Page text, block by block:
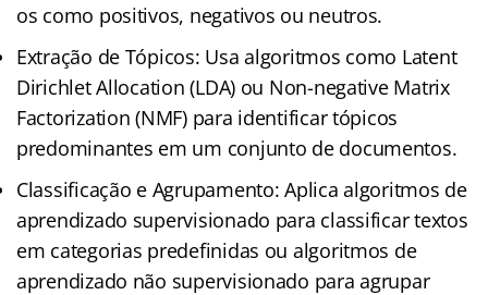
os como positivos, negativos ou neutros.
Extração de Tópicos: Usa algoritmos como Latent
Dirichlet Allocation (LDA) ou Non-negative Matrix
Factorization (NMF) para identificar tópicos
predominantes em um conjunto de documentos.
Classificação e Agrupamento: Aplica algoritmos de
aprendizado supervisionado para classificar textos
em categorias predefinidas ou algoritmos de
aprendizado não supervisionado para agrupar